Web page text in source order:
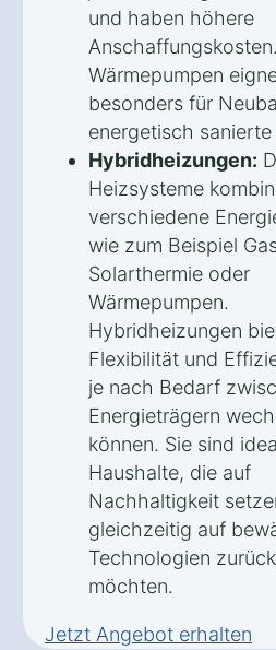
und haben höhere
Anschaffungskosten.
Wärmepumpen
besonders für
energetisch sanierte
Hybridheizungen:
Heizsysteme
verschiedene
wie zum Beispiel
Solarthermie oder
Wärmepumpen.
Hybridheizungen
Flexibilität und
je nach Bedarf
Energieträgern
können. Sie sind
Haushalte, die auf
Nachhaltigkeit
gleichzeitig auf
Technologien
möchten.
Jetzt Angebot erhalten